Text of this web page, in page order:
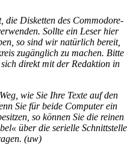
die Disketten des Commodore-
Sollte ein Leser hier
so sind wir natürlich bereit,
zugänglich zu machen. Bitte
sich direkt mit der Redaktion in
wie Sie Ihre Texte auf den
Sie für beide Computer ein
so können Sie die reinen
über die serielle Schnittstelle
(uw)